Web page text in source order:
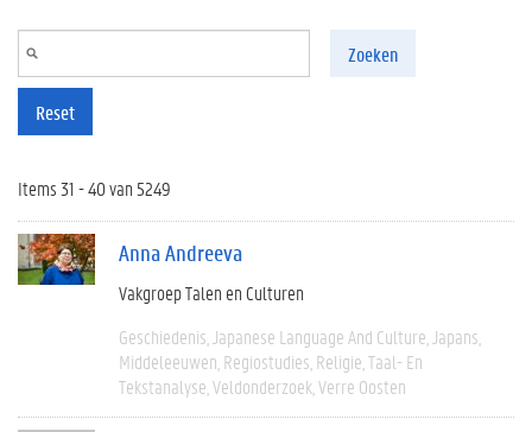
Zoeken
Reset
Items 31 - 40 van 5249
Anna Andreeva
Vakgroep Talen en Culturen
Geschiedenis Japanese Language And Culture Japans
Middeleeuwen Regiostudies Religie Taal- En
Tekstanalyse Veldonderzoek Verre Oosten